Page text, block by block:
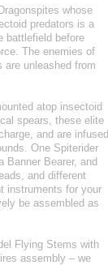
whose
predators is a
battlefield before
The enemies of
are unleashed from
atop insectoid
spears, these elite
and are infused
One Spiterider
Banner Bearer, and
and different
instruments for your
be assembled as
Flying Stems with
assembly – we